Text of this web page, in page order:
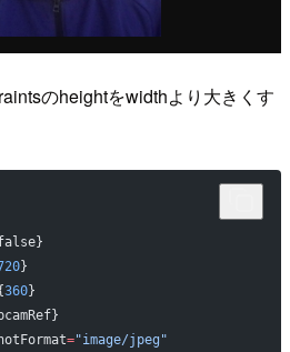
のheightをwidthより大きくす
}
360}
="image/jpeg"